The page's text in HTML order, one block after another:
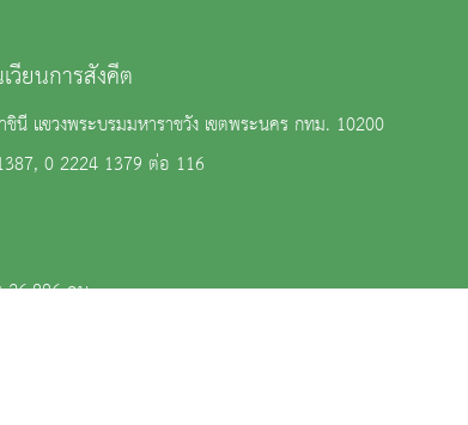
วียนการสังคีต
ชินี แขวงพระบรมมหาราชวัง เขตพระนคร กทม. 10200
0 2224 1379 ต่อ 116
26,886 คน